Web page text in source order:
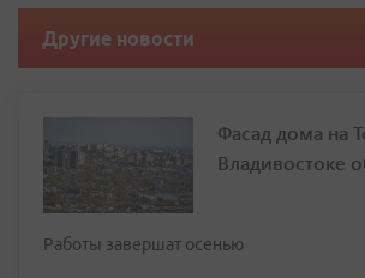
Другие новости
Фасад дома на
Владивостоке
Работы завершат осенью